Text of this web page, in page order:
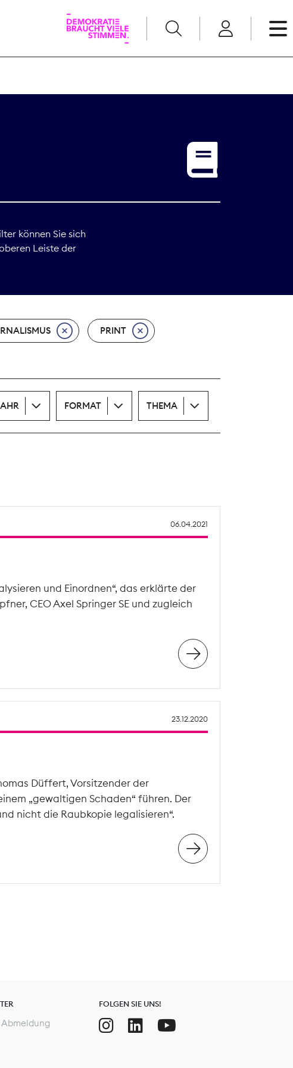
können Sie sich
Leiste der
PRINT
FORMAT THEMA
06.04.2021
und Einordnen“, das erklärte der
CEO Axel Springer SE und zugleich
23.12.2020
Düffert, Vorsitzender der
„gewaltigen Schaden“ führen. Der
nicht die Raubkopie legalisieren“.
FOLGEN SIE UNS!